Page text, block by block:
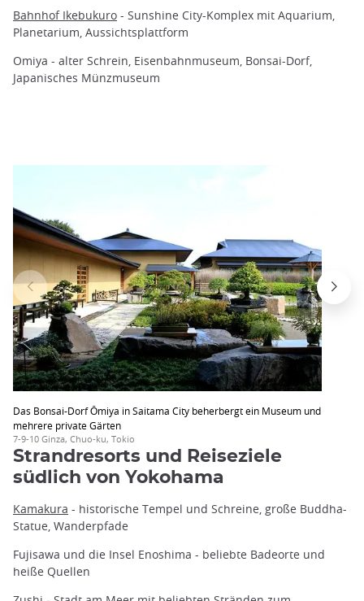
Bahnhof Ikebukuro - Sunshine City-Komplex mit Aquarium,
Planetarium, Aussichtsplattform
Omiya - alter Schrein, Eisenbahnmuseum, Bonsai-Dorf,
Japanisches Münzmuseum
Das Bonsai-Dorf Ōmiya in Saitama City beherbergt ein Museum und
mehrere private Gärten
7-9-10 Ginza, Chuo-ku, Tokio
Strandresorts und Reiseziele
südlich von Yokohama
Kamakura - historische Tempel und Schreine, große Buddha-
Statue, Wanderpfade
Fujisawa und die Insel Enoshima - beliebte Badeorte und
heiße Quellen